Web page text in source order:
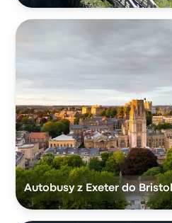
Autobusy z Exeter do Bristol